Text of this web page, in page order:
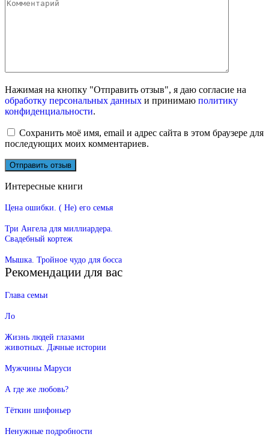
Нажимая на кнопку "Отправить отзыв", я даю согласие на
обработку персональных данных и принимаю политику
конфиденциальности.
Сохранить моё имя, email и адрес сайта в этом браузере для
последующих моих комментариев.
Интересные книги
Цена ошибки. ( Не) его семья
Три Ангела для миллиардера.
Свадебный кортеж
Мышка. Тройное чудо для босса
Рекомендации для вас
Глава семьи
Ло
Жизнь людей глазами
животных. Дачные истории
Мужчины Маруси
А где же любовь?
Тёткин шифоньер
Ненужные подробности